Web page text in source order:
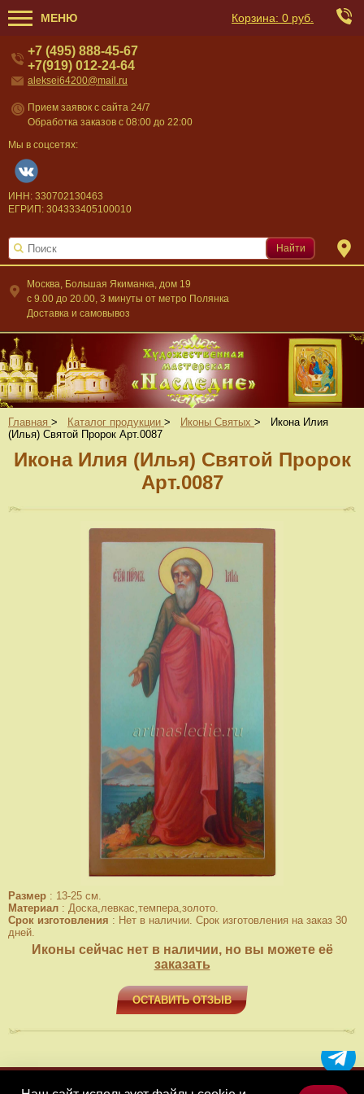
МЕНЮ Корзина: 0 руб.
Москва, Большая Якиманка, дом 19
c 9.00 до 20.00, 3 минуты от метро Полянка
Доставка и самовывоз
+7 (495) 888-45-67
+7(919) 012-24-64
aleksei64200@mail.ru
Прием заявок с сайта 24/7
Обработка заказов с 08:00 до 22:00
Мы в соцсетях:
ИНН: 330702130463
ЕГРИП: 304333405100010
Найти
Главная > Каталог продукции > Иконы Святых >
Икона Илия
(Илья) Святой Пророк Арт.0087
Икона Илия (Илья) Святой Пророк
Арт.0087
Размер : 13-25 см.
Материал : Доска,левкас,темпера,золото.
Срок изготовления : Нет в наличии. Срок изготовления на заказ 30
дней.
Иконы сейчас нет в наличии, но вы можете её
заказать
ОСТАВИТЬ ОТЗЫВ